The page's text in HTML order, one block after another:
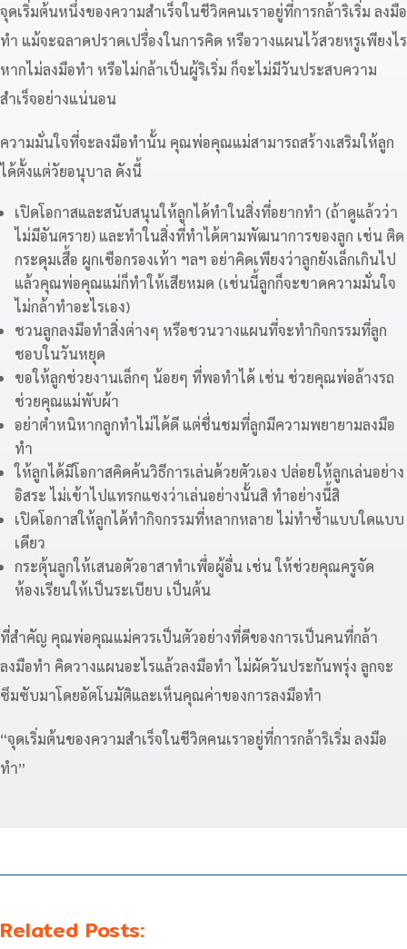
จุดเริ่มต้นหนึ่งของความสำเร็จในชีวิตคนเราอยู่ที่การกล้าริเริ่ม ลงมือ
ทำ แม้จะฉลาดปราดเปรื่องในการคิด หรือวางแผนไว้สวยหรูเพียงไร
หากไม่ลงมือทำ หรือไม่กล้าเป็นผู้ริเริ่ม ก็จะไม่มีวันประสบความ
สำเร็จอย่างแน่นอน
ความมั่นใจที่จะลงมือทำนั้น คุณพ่อคุณแม่สามารถสร้างเสริมให้ลูก
ได้ตั้งแต่วัยอนุบาล ดังนี้
เปิดโอกาสและสนับสนุนให้ลูกได้ทำในสิ่งที่อยากทำ (ถ้าดูแล้วว่า
ไม่มีอันตราย) และทำในสิ่งที่ทำได้ตามพัฒนาการของลูก เช่น ติด
กระดุมเสื้อ ผูกเชือกรองเท้า ฯลฯ อย่าคิดเพียงว่าลูกยังเล็กเกินไป
แล้วคุณพ่อคุณแม่ก็ทำให้เสียหมด (เช่นนี้ลูกก็จะขาดความมั่นใจ
ไม่กล้าทำอะไรเอง)
ชวนลูกลงมือทำสิ่งต่างๆ หรือชวนวางแผนที่จะทำกิจกรรมที่ลูก
ชอบในวันหยุด
ขอให้ลูกช่วยงานเล็กๆ น้อยๆ ที่พอทำได้ เช่น ช่วยคุณพ่อล้างรถ
ช่วยคุณแม่พับผ้า
อย่าตำหนิหากลูกทำไม่ได้ดี แต่ชื่นชมที่ลูกมีความพยายามลงมือ
ทำ
ให้ลูกได้มีโอกาสคิดค้นวิธีการเล่นด้วยตัวเอง ปล่อยให้ลูกเล่นอย่าง
อิสระ ไม่เข้าไปแทรกแซงว่าเล่นอย่างนั้นสิ ทำอย่างนี้สิ
เปิดโอกาสให้ลูกได้ทำกิจกรรมที่หลากหลาย ไม่ทำซ้ำแบบใดแบบ
เดียว
กระตุ้นลูกให้เสนอตัวอาสาทำเพื่อผู้อื่น เช่น ให้ช่วยคุณครูจัด
ห้องเรียนให้เป็นระเบียบ เป็นต้น
ที่สำคัญ คุณพ่อคุณแม่ควรเป็นตัวอย่างที่ดีของการเป็นคนที่กล้า
ลงมือทำ คิดวางแผนอะไรแล้วลงมือทำ ไม่ผัดวันประกันพรุ่ง ลูกจะ
ซึมซับมาโดยอัตโนมัติและเห็นคุณค่าของการลงมือทำ
“จุดเริ่มต้นของความสำเร็จในชีวิตคนเราอยู่ที่การกล้าริเริ่ม ลงมือ
ทำ”
Related Posts: